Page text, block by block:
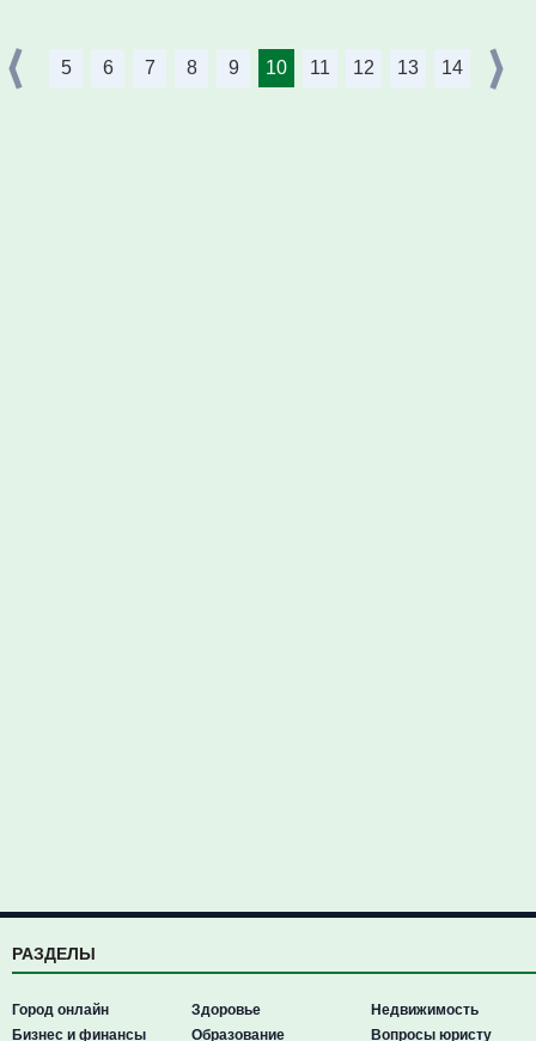
5 6 7 8 9 10 11 12 13 14
РАЗДЕЛЫ
Город онлайн
Бизнес и финансы
Здоровье
Образование
Недвижимость
Вопросы юристу